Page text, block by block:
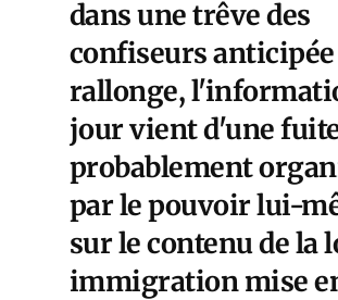
dans une trêve des
confiseurs anticipée
rallonge,
jour vient d'une
probablement
par le pouvoir lui-
sur le contenu de la
immigration mise